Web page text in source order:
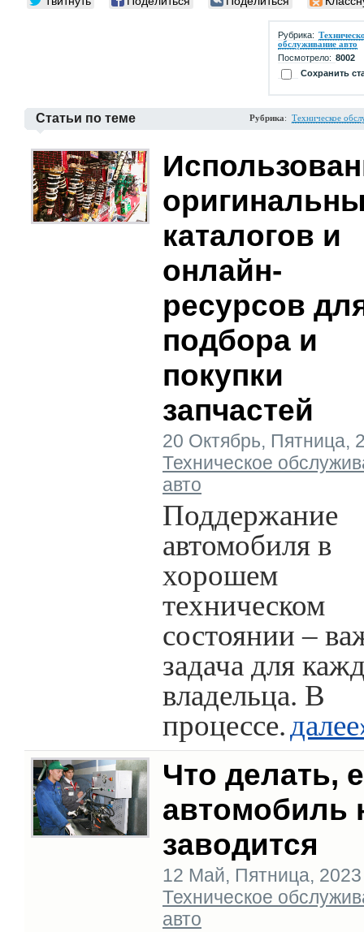
Рубрика:
обслуживание авто
Посмотрело: 8002
Сохранить
Статьи по теме Рубрика: Техническое
каталогов и
онлайн-
ресурсов
подбора и
покупки
запчастей
20 Октябрь, Пятница,
Техническое
авто
Поддержание
автомобиля в
хорошем
техническом
состоянии –
задача для
владельца. В
процессе.
Что делать,
автомобиль
заводится
12 Май, Пятница, 2023
Техническое
авто